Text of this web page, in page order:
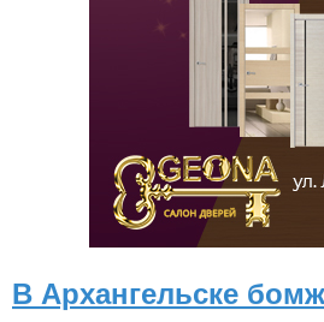
В Архангельске